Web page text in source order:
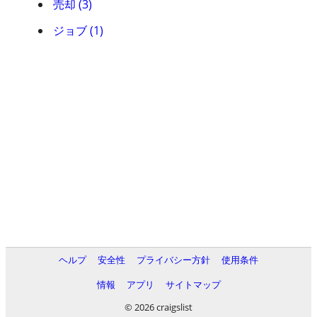
売却 (3)
ジョブ (1)
ヘルプ 安全性 プライバシー方針
使用条件
情報
アプリ
サイトマップ
© 2026 craigslist